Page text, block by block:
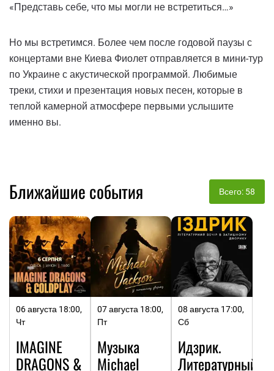
«Представь себе, что мы могли не встретиться…»
Но мы встретимся. Более чем после годовой паузы с
концертами вне Киева Фиолет отправляется в мини-тур
по Украине с акустической программой. Любимые
треки, стихи и презентация новых песен, которые в
теплой камерной атмосфере первыми услышите
именно вы.
Ближайшие события Всего: 58
06 августа 18:00,
Чт
IMAGINE
DRAGONS &
07 августа 18:00,
Пт
Музыка
Michael
08 августа 17:00,
Сб
Идзрик.
Литературный